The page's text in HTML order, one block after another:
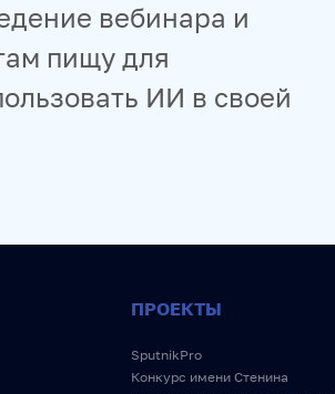
вебинара и
пищу для
ИИ в своей
ПРОЕКТЫ
SputnikPro
Конкурс имени Стенина